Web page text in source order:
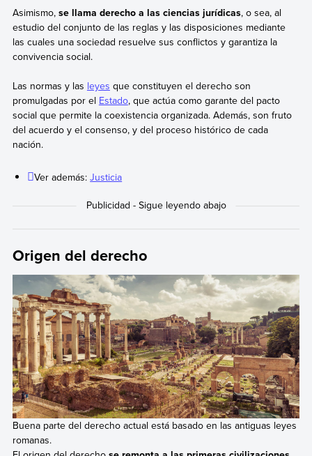
Asimismo, se llama derecho a las ciencias jurídicas, o sea, al
estudio del conjunto de las reglas y las disposiciones mediante
las cuales una sociedad resuelve sus conflictos y garantiza la
convivencia social.
Las normas y las leyes que constituyen el derecho son
promulgadas por el Estado, que actúa como garante del pacto
social que permite la coexistencia organizada. Además, son fruto
del acuerdo y el consenso, y del proceso histórico de cada
nación.
Ver además:Justicia
Origen del derecho
Buena parte del derecho actual está basado en las antiguas leyes
romanas.